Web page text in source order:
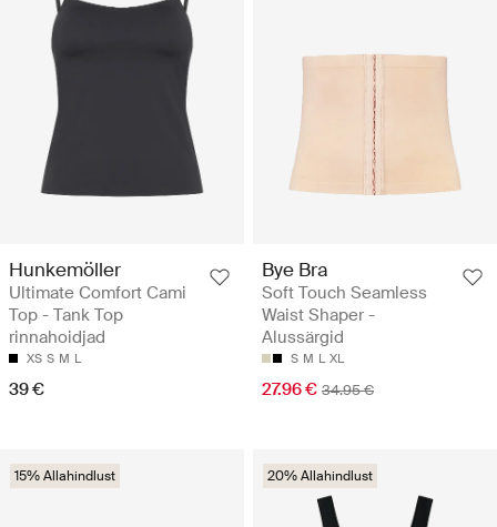
Hunkemöller
Ultimate Comfort Cami
Top - Tank Top
rinnahoidjad
XS S M L
39 €
Bye Bra
Soft Touch Seamless
Waist Shaper -
Alussärgid
S M L XL
27.96 € 34.95 €
15% Allahindlust 20% Allahindlust